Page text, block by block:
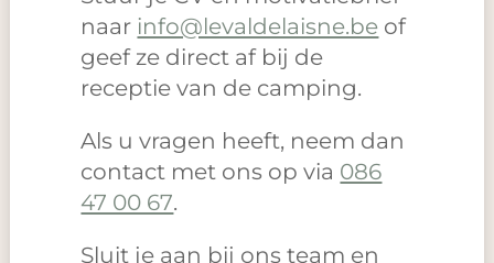
naar info@levaldelaisne.be of
geef ze direct af bij de
receptie van de camping.
Als u vragen heeft, neem dan
contact met ons op via 086
47 00 67.
Sluit je aan bij ons team en